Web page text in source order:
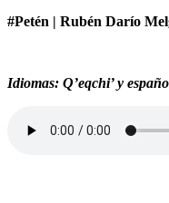
#Petén | Rubén Darío
Idiomas: Q’eqchi’ y